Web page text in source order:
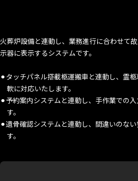
火葬炉設備と連動し、業務進行に合わせて
示器に表示するシステムです。
⚫︎タッチパネル搭載柩運搬車と連動し、霊
軟に対応いたします。
⚫︎予約案内システムと連動し、手作業での
す。
⚫︎遺骨確認システムと連動し、間違いのな
す。